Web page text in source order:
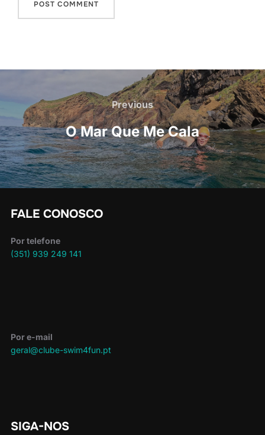
artigos
Previous
Previous
O Mar Que Me Cala
FALE CONOSCO
Por telefone
(351) 939 249 141
Por e-mail
geral@clube-swim4fun.pt
SIGA-NOS